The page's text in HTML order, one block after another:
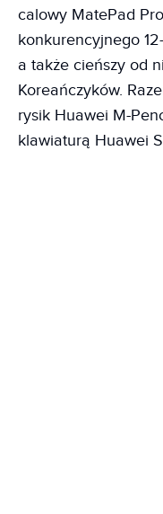
calowy MatePad
konkurencyjnego
a także cieńszy od
Koreańczyków.
rysik Huawei M-
klawiaturą Huawei